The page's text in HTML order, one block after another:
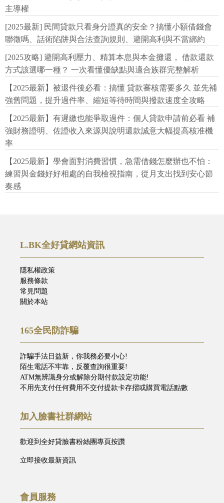
主導權
[2025最新] 民間貸款只看身分證真的安全？搞懂小額借錢會
聯徵嗎、話術陷阱與合法查詢規則、避開高利與不當綁約
[2025攻略] 避開高利壓力、精算本息與本金攤還， 借款還款
方式該選哪一種？ 一次看懂優缺點與適合族群完整解析
【2025最新】被退件後必看：搞懂 貸款審核需要多久 並先補
強舊問題，提升過件率、縮短等待時間與撥款速度全攻略
【2025最新】有遲繳也能爭取過件：個人貸款申請前必看 補
強財務證明、佐證收入來源與說明還款誠意大幅提高核准機
率
【2025最新】學會面對消費習慣，急需借錢怎麼辦也不怕：
練習與金錢好好相處的自我檢視指南，從月支出找到安心節
奏感
L.BK全好貸網站資訊
隱私權政策
服務條款
常見問題
關於本站
165全民防詐騙
詐騙手法日益新，你我務必要小心!
陌生電話不牢靠，反覆查詢很重要!
ATM無辨識身分或解除分期付款設定功能!
不用先支付任何費用不交付提款卡存摺或購買電話點數
加入臉書社群網站
歡迎到全好貸臉書粉絲團專頁按讚
立即接收最新資訊
會員服務